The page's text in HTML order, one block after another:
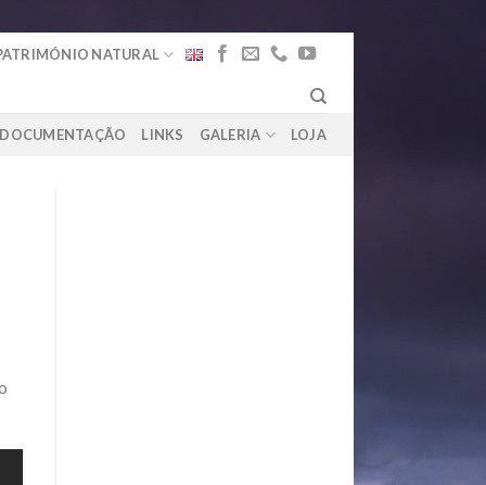
NATURAL
DOCUMENTAÇÃO LINKS GALERIA LOJA